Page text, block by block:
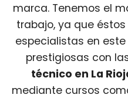
marca. Tenemos el
trabajo, ya que
especialistas en
prestigiosas con
técnico en La
mediante cursos